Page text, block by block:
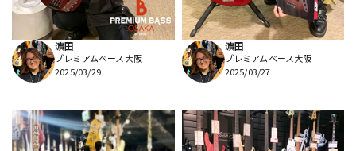
濵田
プレミアムベース大阪
2025/03/29
濵田
プレミアムベース大阪
2025/03/27